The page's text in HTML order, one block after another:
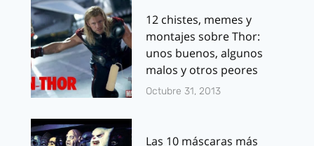
12 chistes, memes y
montajes sobre Thor:
unos buenos, algunos
malos y otros peores
Octubre 31, 2013
Las 10 máscaras más